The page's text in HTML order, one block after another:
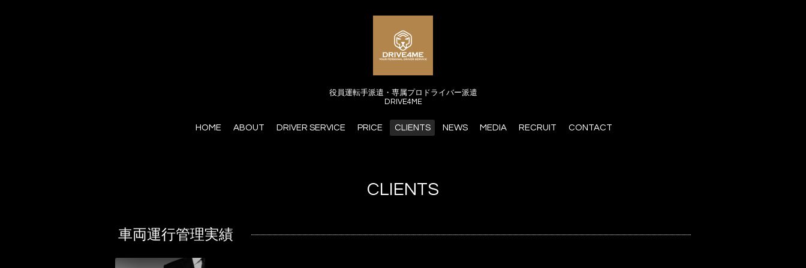
役員運転手派遣・専属プロドライバー派遣
DRIVE4ME
HOME ABOUT DRIVER SERVICE PRICE CLIENTS NEWS MEDIA RECRUIT CONTACT
CLIENTS
車両運行管理実績